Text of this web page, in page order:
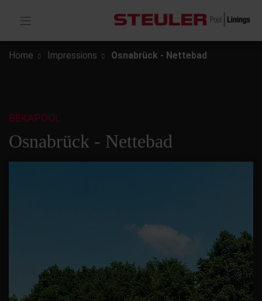
Home Impressions Osnabrück - Nettebad
Osnabrück - Nettebad
BEKAPOOL